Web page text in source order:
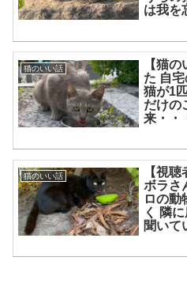
は我を
猫のいい話
【猫
た 自
猫が1
だけの
来・・
猫のいい話
【視
ボラさ
ロの動
く 隣
聞いて